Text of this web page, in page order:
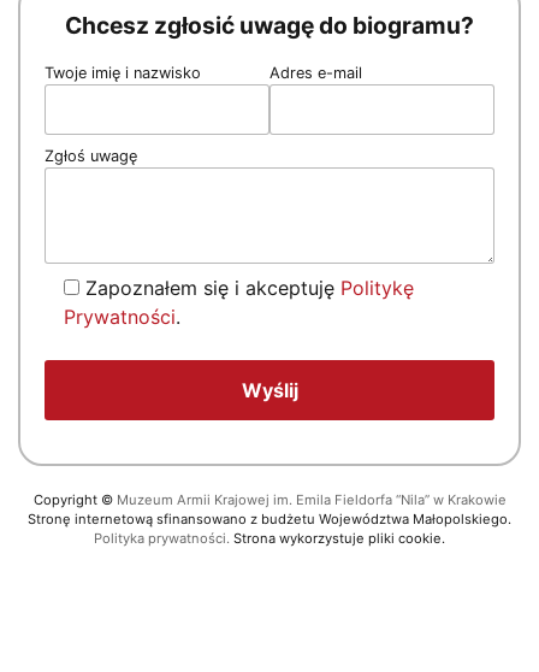
Chcesz zgłosić uwagę do biogramu?
Twoje imię i nazwisko Adres e-mail
Zgłoś uwagę
Zapoznałem się i akceptuję Politykę
Prywatności.
Copyright © Muzeum Armii Krajowej im. Emila Fieldorfa “Nila” w Krakowie
Stronę internetową sfinansowano z budżetu Województwa Małopolskiego.
Polityka prywatności. Strona wykorzystuje pliki cookie.